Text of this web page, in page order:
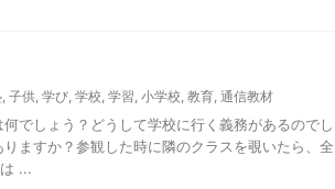
, 子供, 学び, 学校, 学習, 小学校, 教育, 通信教材
でしょう？どうして学校に行く義務があるのでし
ますか？参観した時に隣のクラスを覗いたら、全
...